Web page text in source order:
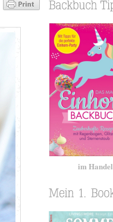
im Handel